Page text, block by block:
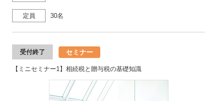
定員 30名
受付終了 セミナー
【ミニセミナー1】相続税と贈与税の基礎知識